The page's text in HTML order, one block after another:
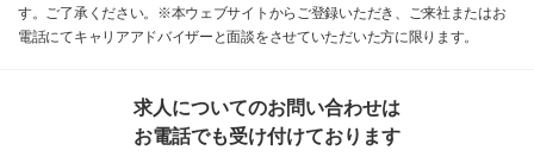
す。ご了承ください。※本ウェブサイトからご登録いただき、ご来社またはお
電話にてキャリアアドバイザーと面談をさせていただいた方に限ります。
求人についてのお問い合わせは
お電話でも受け付けております